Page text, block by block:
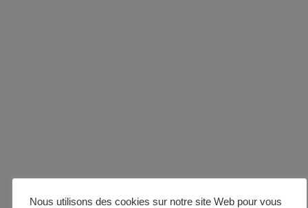
Nous utilisons des cookies sur notre site Web pour vous